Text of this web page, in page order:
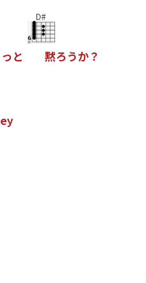
っ と
D#
黙ろうか？
ey